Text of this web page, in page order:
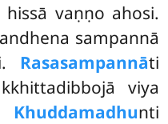
hissā vaṇṇo ahosi.
sampannā
Rasasampannāti
viya
Khuddamadhunti